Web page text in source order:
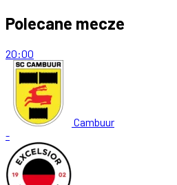
Polecane mecze
20:00
Cambuur
-